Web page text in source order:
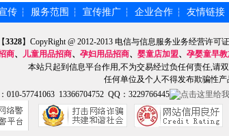
传 ┆ 服务范围 ┆ 宣传推广 ┆ 企业合作 ┆ 友情链接
【3328】CopyRight @ 2012-2013 电信与信息服务业务经营许可证
商、 儿童用品招商、 孕妇用品招商、 婴童店加盟、 孕婴童早教
本站只起到信息平台作用,不为交易经过负任何责任,请
任何单位及个人不得发布欺骗性产
010-57741063 13366704752 QQ：3229766445